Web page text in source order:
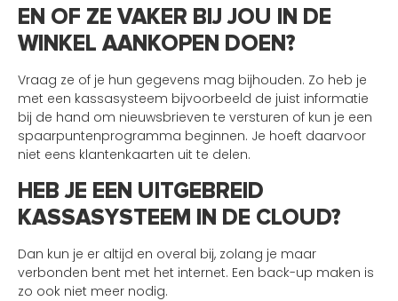
EN OF ZE VAKER BIJ JOU IN DE
WINKEL AANKOPEN DOEN?
Vraag ze of je hun gegevens mag bijhouden. Zo heb je
met een kassasysteem bijvoorbeeld de juist informatie
bij de hand om nieuwsbrieven te versturen of kun je een
spaarpuntenprogramma beginnen. Je hoeft daarvoor
niet eens klantenkaarten uit te delen.
HEB JE EEN UITGEBREID
KASSASYSTEEM IN DE CLOUD?
Dan kun je er altijd en overal bij, zolang je maar
verbonden bent met het internet. Een back-up maken is
zo ook niet meer nodig.